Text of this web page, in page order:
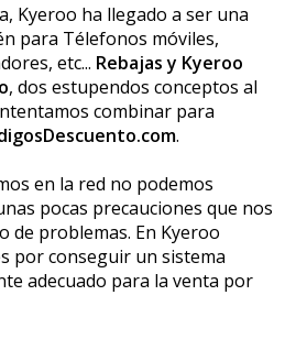
Kyeroo ha llegado a ser una
para Télefonos móviles,
etc... Rebajas y Kyeroo
, dos estupendos conceptos al
combinar para
.
en la red no podemos
pocas precauciones que nos
de problemas. En Kyeroo
por conseguir un sistema
adecuado para la venta por